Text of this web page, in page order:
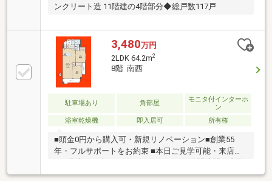
ンクリート造 11階建の4階部分◆総戸数117戸
3,480万円
2LDK 64.2m2
8階 南西
駐車場あり 角部屋
モニタ付インターホ
ン
浴室乾燥機
即入居可 所有権
■頭金0円から購入可・新規リノベーション■創業55
年・フルサポートをお約束 ■本日ご見学可能・来店不
OK□